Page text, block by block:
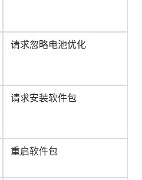
请求忽略电池优化
请求安装软件包
重启软件包